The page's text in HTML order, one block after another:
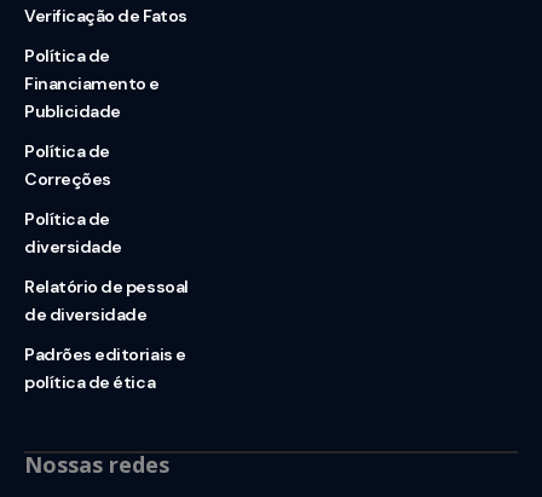
Verificação de Fatos
Política de
Financiamento e
Publicidade
Política de
Correções
Política de
diversidade
Relatório de pessoal
de diversidade
Padrões editoriais e
política de ética
Nossas redes